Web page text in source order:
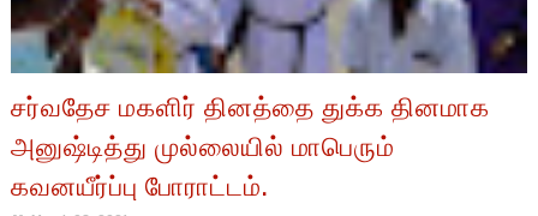
சர்வதேச மகளிர் தினத்தை துக்க தினமாக
அனுஷ்டித்து முல்லையில் மாபெரும்
கவனயீர்ப்பு போராட்டம்.